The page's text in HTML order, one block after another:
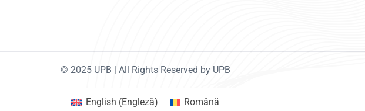
© 2025 UPB | All Rights Reserved by UPB
English (Engleză) Română